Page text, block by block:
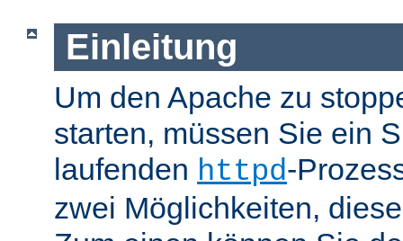
Einleitung
Um den Apache zu
starten, müssen Sie ein
laufenden httpd-
zwei Möglichkeiten,